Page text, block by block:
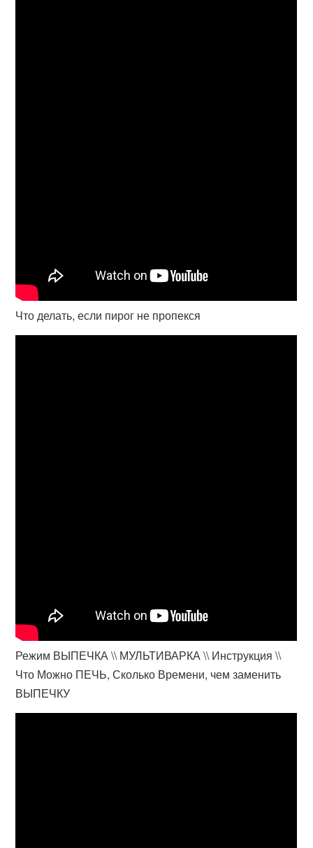
Что делать, если пирог не пропекся
Режим ВЫПЕЧКА \\ МУЛЬТИВАРКА \\ Инструкция \\
Что Можно ПЕЧЬ, Сколько Времени, чем заменить
ВЫПЕЧКУ